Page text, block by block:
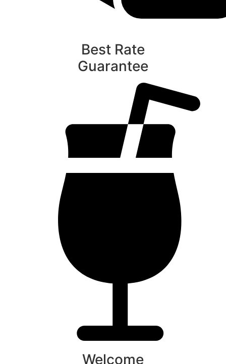
Best Rate
Guarantee
Welcome